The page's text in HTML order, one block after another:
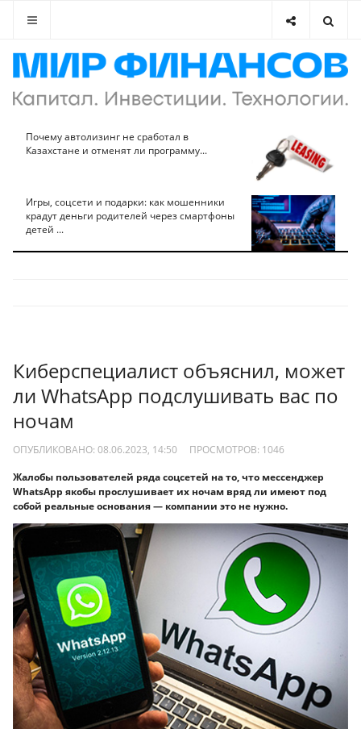
Почему автолизинг не сработал в
Казахстане и отменят ли программу...
Игры, соцсети и подарки: как мошенники
крадут деньги родителей через смартфоны
детей ...
Киберспециалист объяснил, может
ли WhatsApp подслушивать вас по
ночам
ОПУБЛИКОВАНО: 08.06.2023, 14:50 ПРОСМОТРОВ: 1046
Жалобы пользователей ряда соцсетей на то, что мессенджер
WhatsApp якобы прослушивает их ночам вряд ли имеют под
собой реальные основания — компании это не нужно.